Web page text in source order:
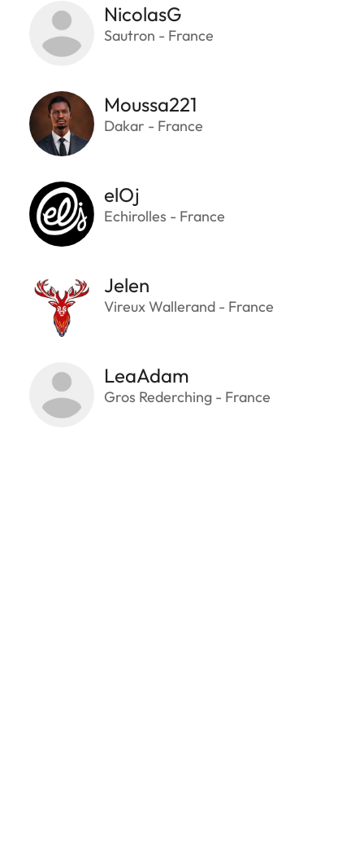
NicolasG
Sautron - France
Moussa221
Dakar - France
elOj
Echirolles - France
Jelen
Vireux Wallerand - France
LeaAdam
Gros Rederching - France